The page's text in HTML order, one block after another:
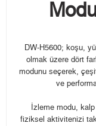
DW-H5600; koşu,
olmak üzere dört
modunu seçerek,
ve
İzleme modu, kalp
fiziksel aktivitenizi